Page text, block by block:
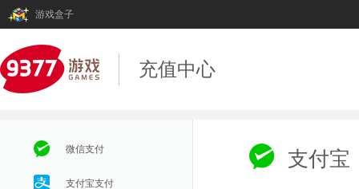
游戏盒子
充值中心
微信支付
支付宝支付
支付宝